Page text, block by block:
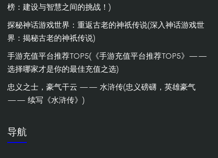
榜：建设与智慧之间的挑战！)
探秘神话游戏世界：重返古老的神祇传说(深入神话游戏世
界：揭秘古老的神祇传说)
手游充值平台推荐TOP5(《手游充值平台推荐TOP5》——
选择哪家才是你的最佳充值之选)
忠义之士，豪气干云 —— 水浒传(忠义磅礴，英雄豪气
—— 续写《水浒传》)
导航